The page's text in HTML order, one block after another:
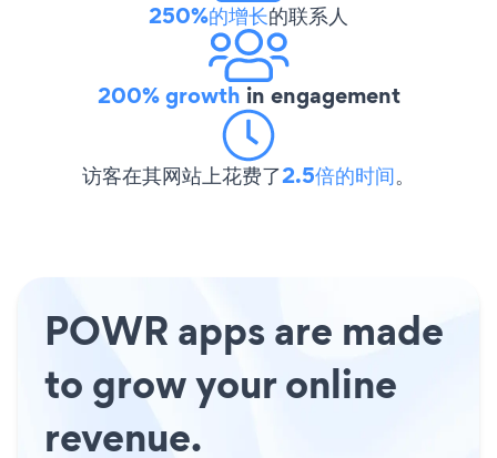
250%的增长的联系人
200% growth in engagement
访客在其网站上花费了2.5倍的时间。
POWR apps are made
to grow your online
revenue.